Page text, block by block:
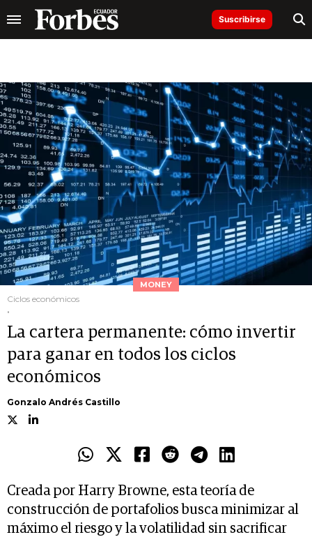
Suscribirse
MONEY
Ciclos económicos
.
La cartera permanente: cómo invertir
para ganar en todos los ciclos
económicos
Gonzalo Andrés Castillo
Creada por Harry Browne, esta teoría de
construcción de portafolios busca minimizar al
máximo el riesgo y la volatilidad sin sacrificar